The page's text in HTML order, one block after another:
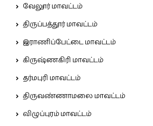
வேலூர் மாவட்டம்
திருப்பத்தூர் மாவட்டம்
இராணிப்பேட்டை மாவட்டம்
கிருஷ்ணகிரி மாவட்டம்
தர்மபுரி மாவட்டம்
திருவண்ணாமலை மாவட்டம்
விழுப்புரம் மாவட்டம்